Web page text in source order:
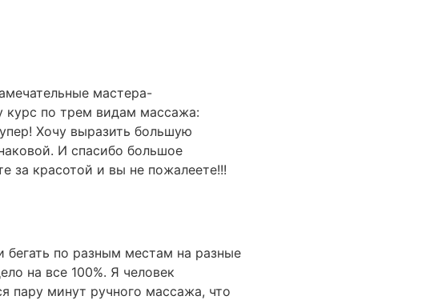
мастера-
курс по трем видам массажа:
Хочу выразить большую
И спасибо большое
за красотой и вы не пожалеете!!!
по разным местам на разные
на все 100%. Я человек
пару минут ручного массажа, что